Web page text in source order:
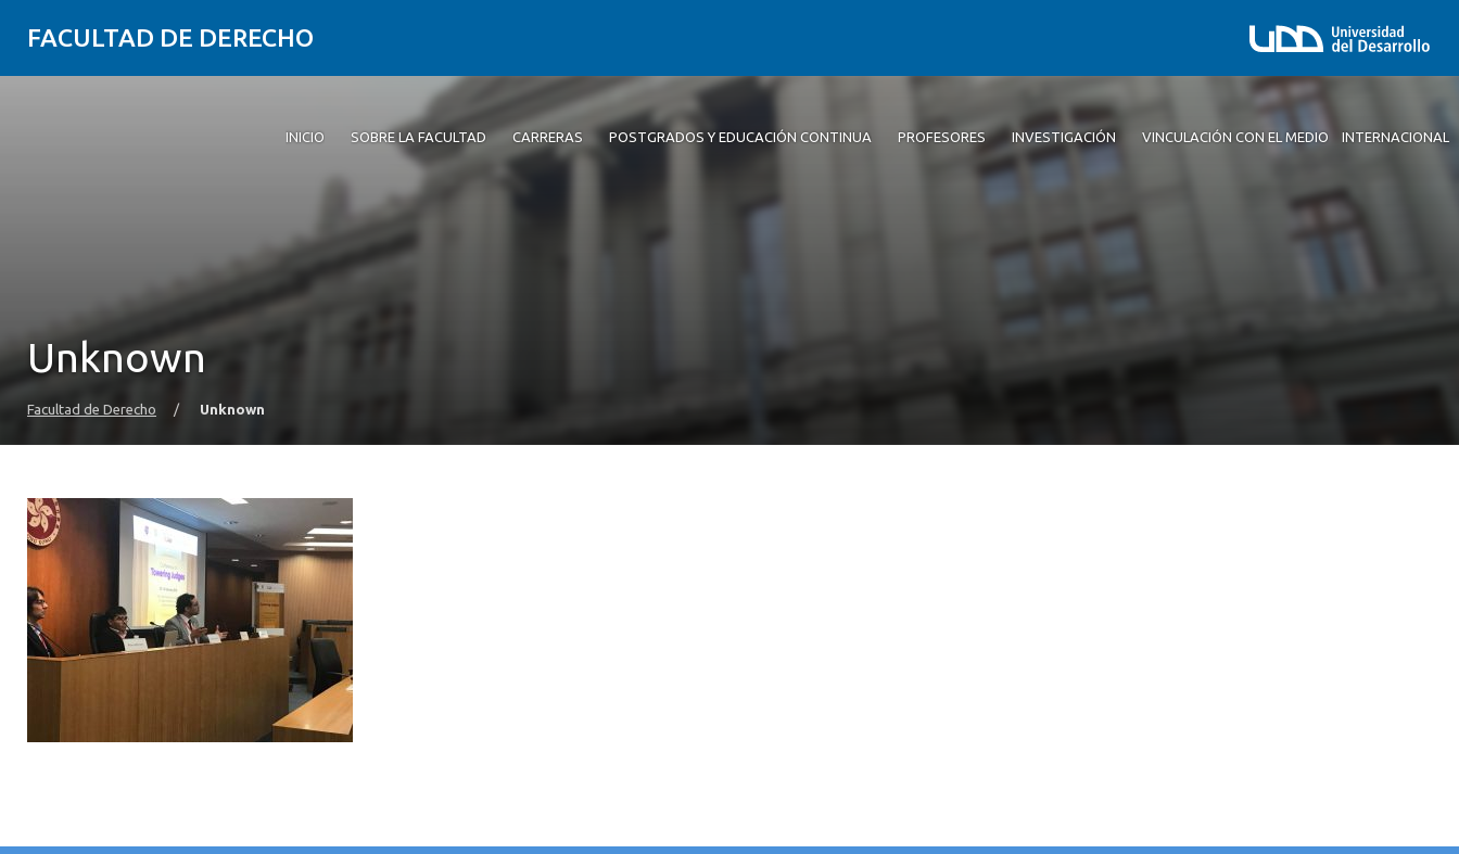
FACULTAD DE DERECHO
INICIO SOBRE LA FACULTAD CARRERAS POSTGRADOS Y EDUCACIÓN CONTINUA PROFESORES INVESTIGACIÓN VINCULACIÓN CON EL MEDIO INTERNACIONAL
Unknown
Facultad de Derecho / Unknown